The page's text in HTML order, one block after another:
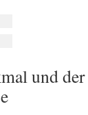
und